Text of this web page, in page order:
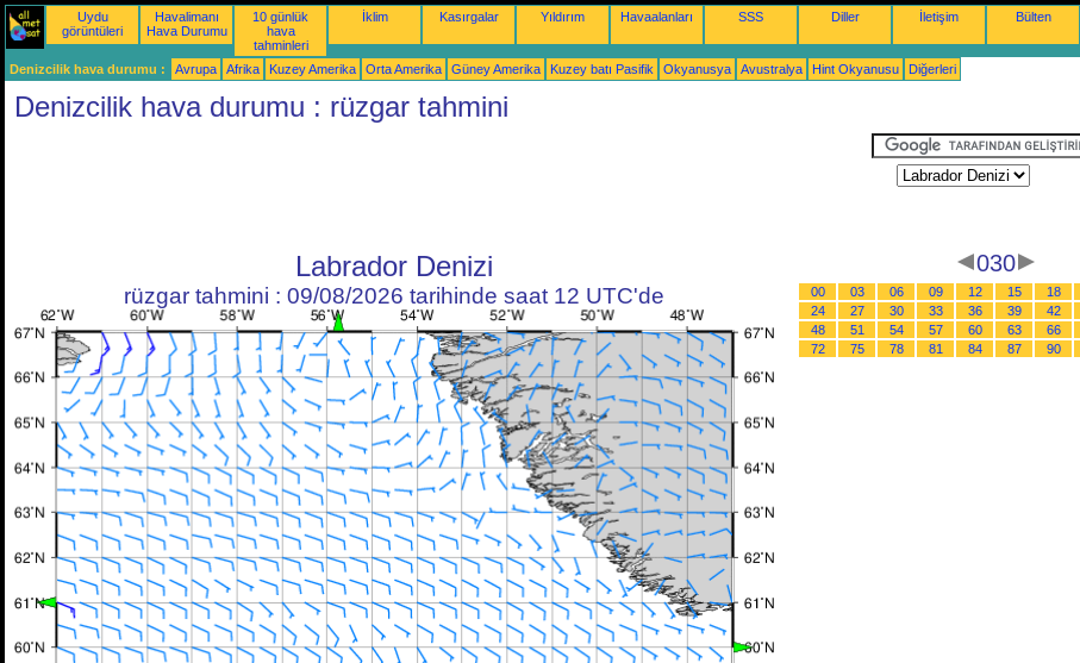
Uydu
görüntüleri
Havalimanı
Hava Durumu
10 günlük
hava
tahminleri
İklim Kasırgalar Yıldırım Havaalanları SSS Diller İletişim Bülten
Denizcilik hava durumu : Avrupa Afrika Kuzey Amerika Orta Amerika Güney Amerika Kuzey batı Pasifik Okyanusya Avustralya Hint Okyanusu Diğerleri
Denizcilik hava durumu : rüzgar tahmini
Labrador Denizi
rüzgar tahmini : 09/08/2026 tarihinde saat 12 UTC'de
030
00 03 06 09 12 15 18
24
27 30 33 36 39 42
48
51 54 57 60 63 66
72
75 78 81 84 87 90